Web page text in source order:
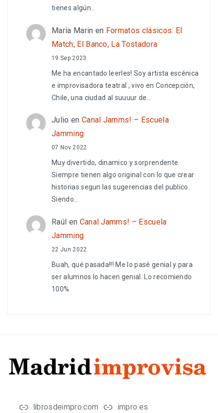
tienes algún…
María Marin en Formatos clásicos: El
Match, El Banco, La Tostadora
19 Sep 2023
Me ha encantado leerles! Soy artista escénica
e improvisadora teatral , vivo en Concepción,
Chile, una ciudad al suuuur de…
Julio en Canal Jamms! – Escuela
Jamming
07 Nov 2022
Muy divertido, dinamico y sorprendente.
Siempre tienen algo original con lo que crear
historias segun las sugerencias del publico.
Siendo…
Raúl en Canal Jamms! – Escuela
Jamming
22 Jun 2022
Buah, qué pasada!!! Me lo pasé genial y para
ser alumnos lo hacen genial. Lo recomiendo
100%
librosdeimpro.com impro.es